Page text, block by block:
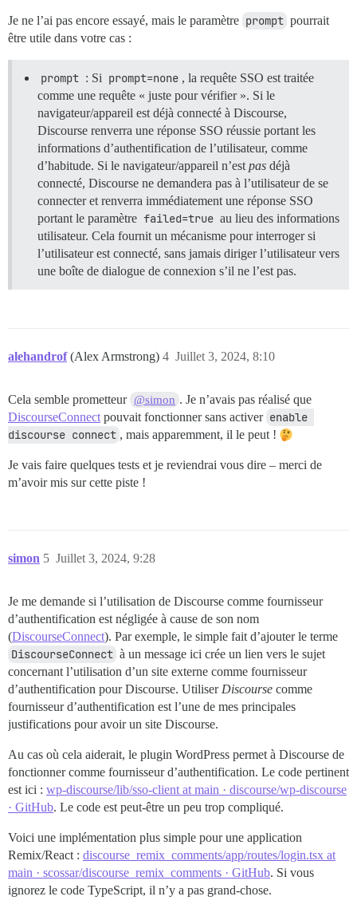
Je ne l’ai pas encore essayé, mais le paramètre prompt pourrait
être utile dans votre cas :
prompt : Si prompt=none , la requête SSO est traitée
comme une requête « juste pour vérifier ». Si le
navigateur/appareil est déjà connecté à Discourse,
Discourse renverra une réponse SSO réussie portant les
informations d’authentification de l’utilisateur, comme
d’habitude. Si le navigateur/appareil n’est pas déjà
connecté, Discourse ne demandera pas à l’utilisateur de se
connecter et renverra immédiatement une réponse SSO
portant le paramètre failed=true au lieu des informations
utilisateur. Cela fournit un mécanisme pour interroger si
l’utilisateur est connecté, sans jamais diriger l’utilisateur vers
une boîte de dialogue de connexion s’il ne l’est pas.
alehandrof (Alex Armstrong) Juillet 3, 2024, 8:10
4
Cela semble prometteur @simon . Je n’avais pas réalisé que
DiscourseConnect pouvait fonctionner sans activer enable
discourse connect , mais apparemment, il le peut !
Je vais faire quelques tests et je reviendrai vous dire – merci de
m’avoir mis sur cette piste !
simon Juillet 3, 2024, 9:28
5
Je me demande si l’utilisation de Discourse comme fournisseur
d’authentification est négligée à cause de son nom
(DiscourseConnect). Par exemple, le simple fait d’ajouter le terme
DiscourseConnect à un message ici crée un lien vers le sujet
concernant l’utilisation d’un site externe comme fournisseur
d’authentification pour Discourse. Utiliser Discourse comme
fournisseur d’authentification est l’une de mes principales
justifications pour avoir un site Discourse.
Au cas où cela aiderait, le plugin WordPress permet à Discourse de
fonctionner comme fournisseur d’authentification. Le code pertinent
est ici : wp-discourse/lib/sso-client at main · discourse/wp-discourse
· GitHub. Le code est peut-être un peu trop compliqué.
Voici une implémentation plus simple pour une application
Remix/React : discourse_remix_comments/app/routes/login.tsx at
main · scossar/discourse_remix_comments · GitHub. Si vous
ignorez le code TypeScript, il n’y a pas grand-chose.